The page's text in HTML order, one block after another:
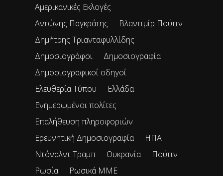
Αμερικανικές Εκλογές
Αντώνης Παγκράτης
Βλαντιμίρ Πούτιν
Δημήτρης Τριανταφυλλίδης
Δημοσιογράφοι
Δημοσιογραφία
Δημοσιογραφικοί οδηγοί
Ελευθερία Τύπου
Ελλάδα
Ενημερωμένοι πολίτες
Επαλήθευση πληροφοριών
Ερευνητική Δημοσιογραφία
ΗΠΑ
Ντόναλντ Τραμπ
Ουκρανία
Πούτιν
Ρωσία
Ρωσικά ΜΜΕ